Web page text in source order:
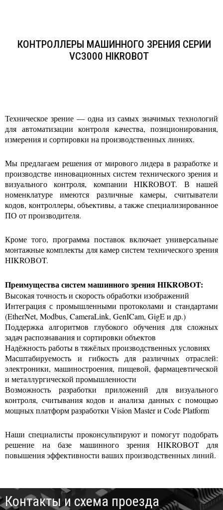
КОНТРОЛЛЕРЫ МАШИННОГО ЗРЕНИЯ СЕРИИ
VC3000 HIKROBOT
Техническое зрение — одна из самых значимых технологий
для автоматизации контроля качества, позиционирования,
измерения и сортировки на производственных линиях.
Мы предлагаем решения от мирового лидера в разработке и
производстве инновационных систем технического зрения и
визуального контроля, компании HIKROBOT. В нашей
номенклатуре имеются различные камеры, считыватели
кодов, контроллеры, объективы, а также специализированное
ПО от производителя.
Кроме того, программа поставок включает универсальные
монтажные комплекты для камер систем технического зрения
HIKROBOT.
Преимущества систем машинного зрения HIKROBOT:
Высокая точность и скорость обработки изображений
Интеграция с промышленными протоколами и стандартами
(EtherNet, Modbus, CameraLink, GenICam, GigE и др.)
Поддержка алгоритмов глубокого обучения для сложных
задач распознавания и сортировки объектов
Надёжность работы в тяжёлых производственных условиях
Масштабируемость и гибкость для различных отраслей:
электроники, машиностроения, пищевой, фармацевтической
и металлургической промышленности
Возможность разработки приложений для визуального
контроля, считывания кодов и анализа данных с помощью
мощных платформ разработки Vision Master и Code Platform
Наши специалисты проконсультируют и помогут подобрать
решение на базе машинного зрения HIKROBOT для
повышения эффективности ваших производственных линий.
Контакты и схема проезда